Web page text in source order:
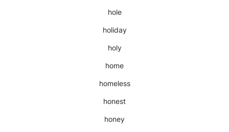
hole
holiday
holy
home
homeless
honest
honey